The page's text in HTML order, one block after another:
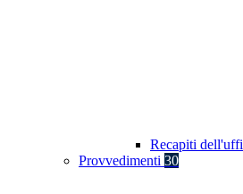
Recapiti
Provvedimenti 30